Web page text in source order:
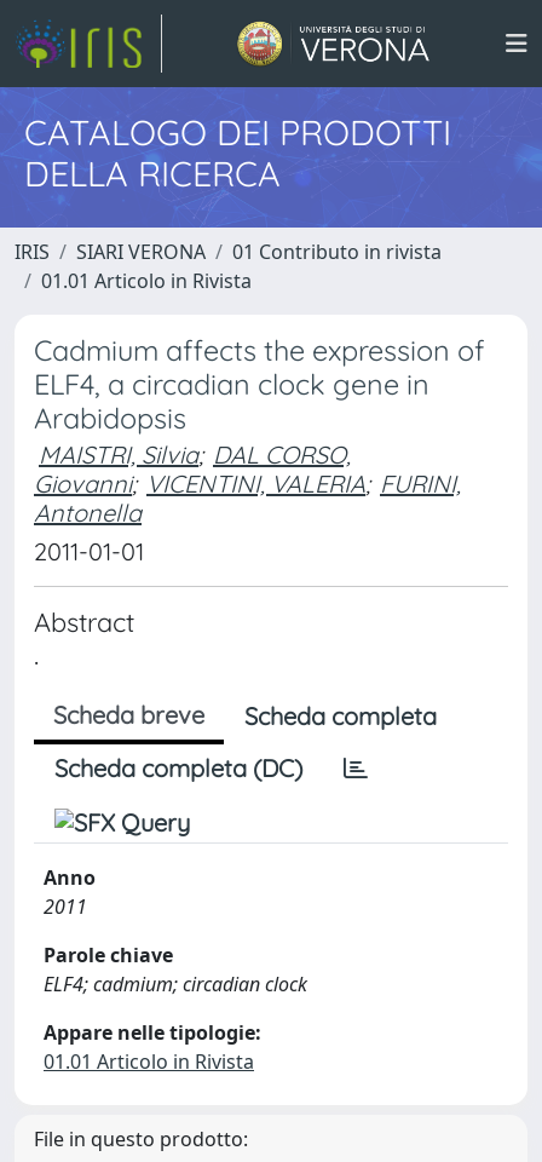
CATALOGO DEI PRODOTTI
DELLA RICERCA
IRIS SIARI VERONA
01 Contributo in rivista
01.01 Articolo in Rivista
Cadmium affects the expression of
ELF4, a circadian clock gene in
Arabidopsis
MAISTRI, Silvia; DAL CORSO,
Giovanni; VICENTINI, VALERIA; FURINI,
Antonella
2011-01-01
Abstract
.
Scheda breve
Scheda completa
Scheda completa (DC)
Anno
2011
Parole chiave
ELF4; cadmium; circadian clock
Appare nelle tipologie:
01.01 Articolo in Rivista
File in questo prodotto: